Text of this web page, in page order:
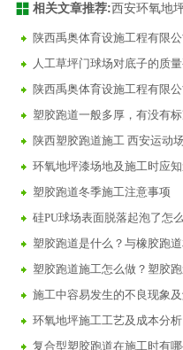
相关文章推荐:西安环氧地
陕西禹奥体育设施工程有限
人工草坪门球场对底子的质
陕西禹奥体育设施工程有限
塑胶跑道一般多厚，有没有
陕西塑胶跑道施工 西安运动
环氧地坪漆场地及施工时应
塑胶跑道冬季施工注意事项
硅PU球场表面脱落起泡了怎
塑胶跑道是什么？与橡胶跑
塑胶跑道施工怎么做？塑胶
施工中容易发生的不良现象
环氧地坪施工工艺及成本分析
复合型塑胶跑道在施工时有